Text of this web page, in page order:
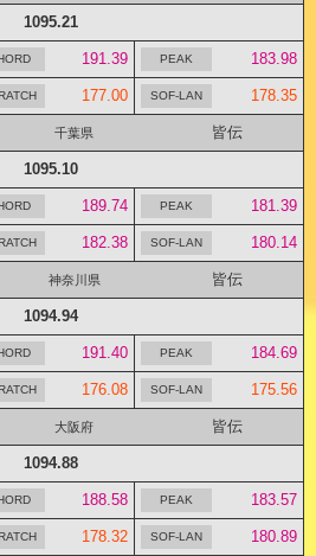
1095.21
191.39 183.98
177.00 178.35
千葉県 皆伝
1095.10
189.74 181.39
182.38 180.14
神奈川県 皆伝
1094.94
191.40 184.69
176.08 175.56
大阪府 皆伝
1094.88
188.58 183.57
178.32 180.89